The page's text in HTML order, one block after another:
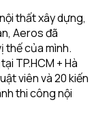
thất xây dựng,
Aeros đã
thế của mình.
TP.HCM + Hà
viên và 20 kiến
thi công nội